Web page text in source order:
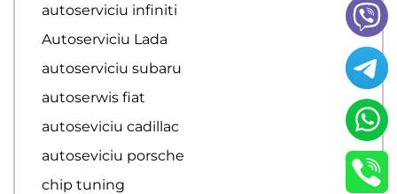
autoserviciu infiniti
Autoserviciu Lada
autoserviciu subaru
autoserwis fiat
autoseviciu cadillac
autoseviciu porsche
chip tuning